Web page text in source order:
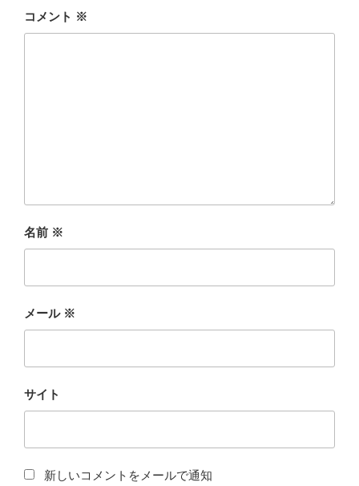
コメント ※
名前 ※
メール ※
サイト
新しいコメントをメールで通知